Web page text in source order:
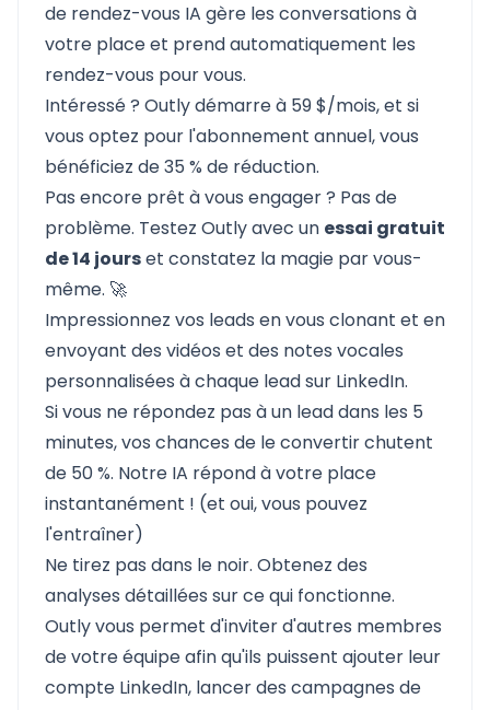
de rendez-vous IA gère les conversations à
votre place et prend automatiquement les
rendez-vous pour vous.
Intéressé ? Outly démarre à 59 $/mois, et si
vous optez pour l'abonnement annuel, vous
bénéficiez de 35 % de réduction.
Pas encore prêt à vous engager ? Pas de
problème. Testez Outly avec un essai gratuit
de 14 jourset constatez la magie par vous-
même. 🚀
Impressionnez vos leads en vous clonant et en
envoyant des vidéos et des notes vocales
personnalisées à chaque lead sur LinkedIn.
Si vous ne répondez pas à un lead dans les 5
minutes, vos chances de le convertir chutent
de 50 %. Notre IA répond à votre place
instantanément ! (et oui, vous pouvez
l'entraîner)
Ne tirez pas dans le noir. Obtenez des
analyses détaillées sur ce qui fonctionne.
Outly vous permet d'inviter d'autres membres
de votre équipe afin qu'ils puissent ajouter leur
compte LinkedIn, lancer des campagnes de